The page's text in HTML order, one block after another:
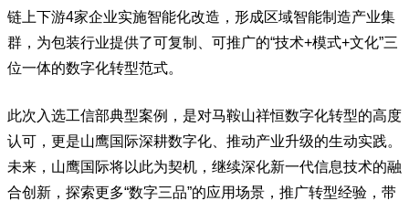
链上下游4家企业实施智能化改造，形成区域智能制造产业集
群，为包装行业提供了可复制、可推广的“技术+模式+文化”三
位一体的数字化转型范式。
此次入选工信部典型案例，是对马鞍山祥恒数字化转型的高度
认可，更是山鹰国际深耕数字化、推动产业升级的生动实践。
未来，山鹰国际将以此为契机，继续深化新一代信息技术的融
合创新，探索更多“数字三品”的应用场景，推广转型经验，带